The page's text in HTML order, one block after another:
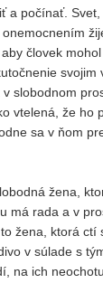
a počínať.
človek
svojim
slobodnom
vtelená, že ho
sa v ňom
žena,
má rada a v
žena, ktorá ctí
v súlade s
na ich